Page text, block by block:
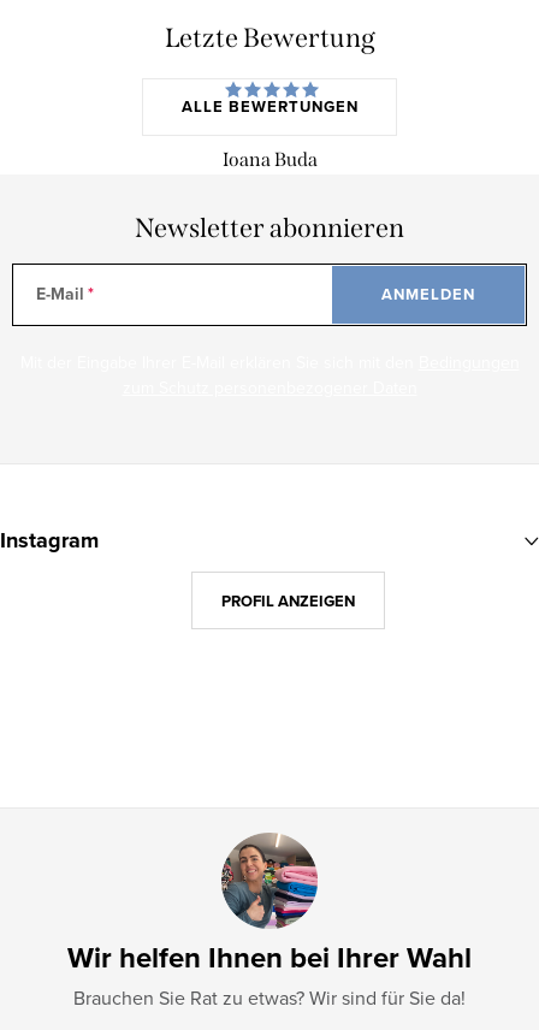
Letzte Bewertung
ALLE BEWERTUNGEN
Ioana Buda
Newsletter abonnieren
E-Mail ANMELDEN
u
Wir helfen Ihnen bei Ihrer Wahl
Brauchen Sie Rat zu etwas? Wir sind für Sie da!
Instagram
PROFIL ANZEIGEN